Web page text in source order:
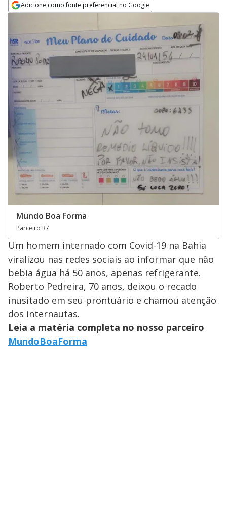
Adicione como fonte preferencial no Google
Mundo Boa Forma
Parceiro R7
Um homem internado com Covid-19 na Bahia
viralizou nas redes sociais ao informar que não
bebia água há 50 anos, apenas refrigerante.
Roberto Pedreira, 70 anos, deixou o recado
inusitado em seu prontuário e chamou atenção
dos internautas.
Leia a matéria completa no nosso parceiro
MundoBoaForma